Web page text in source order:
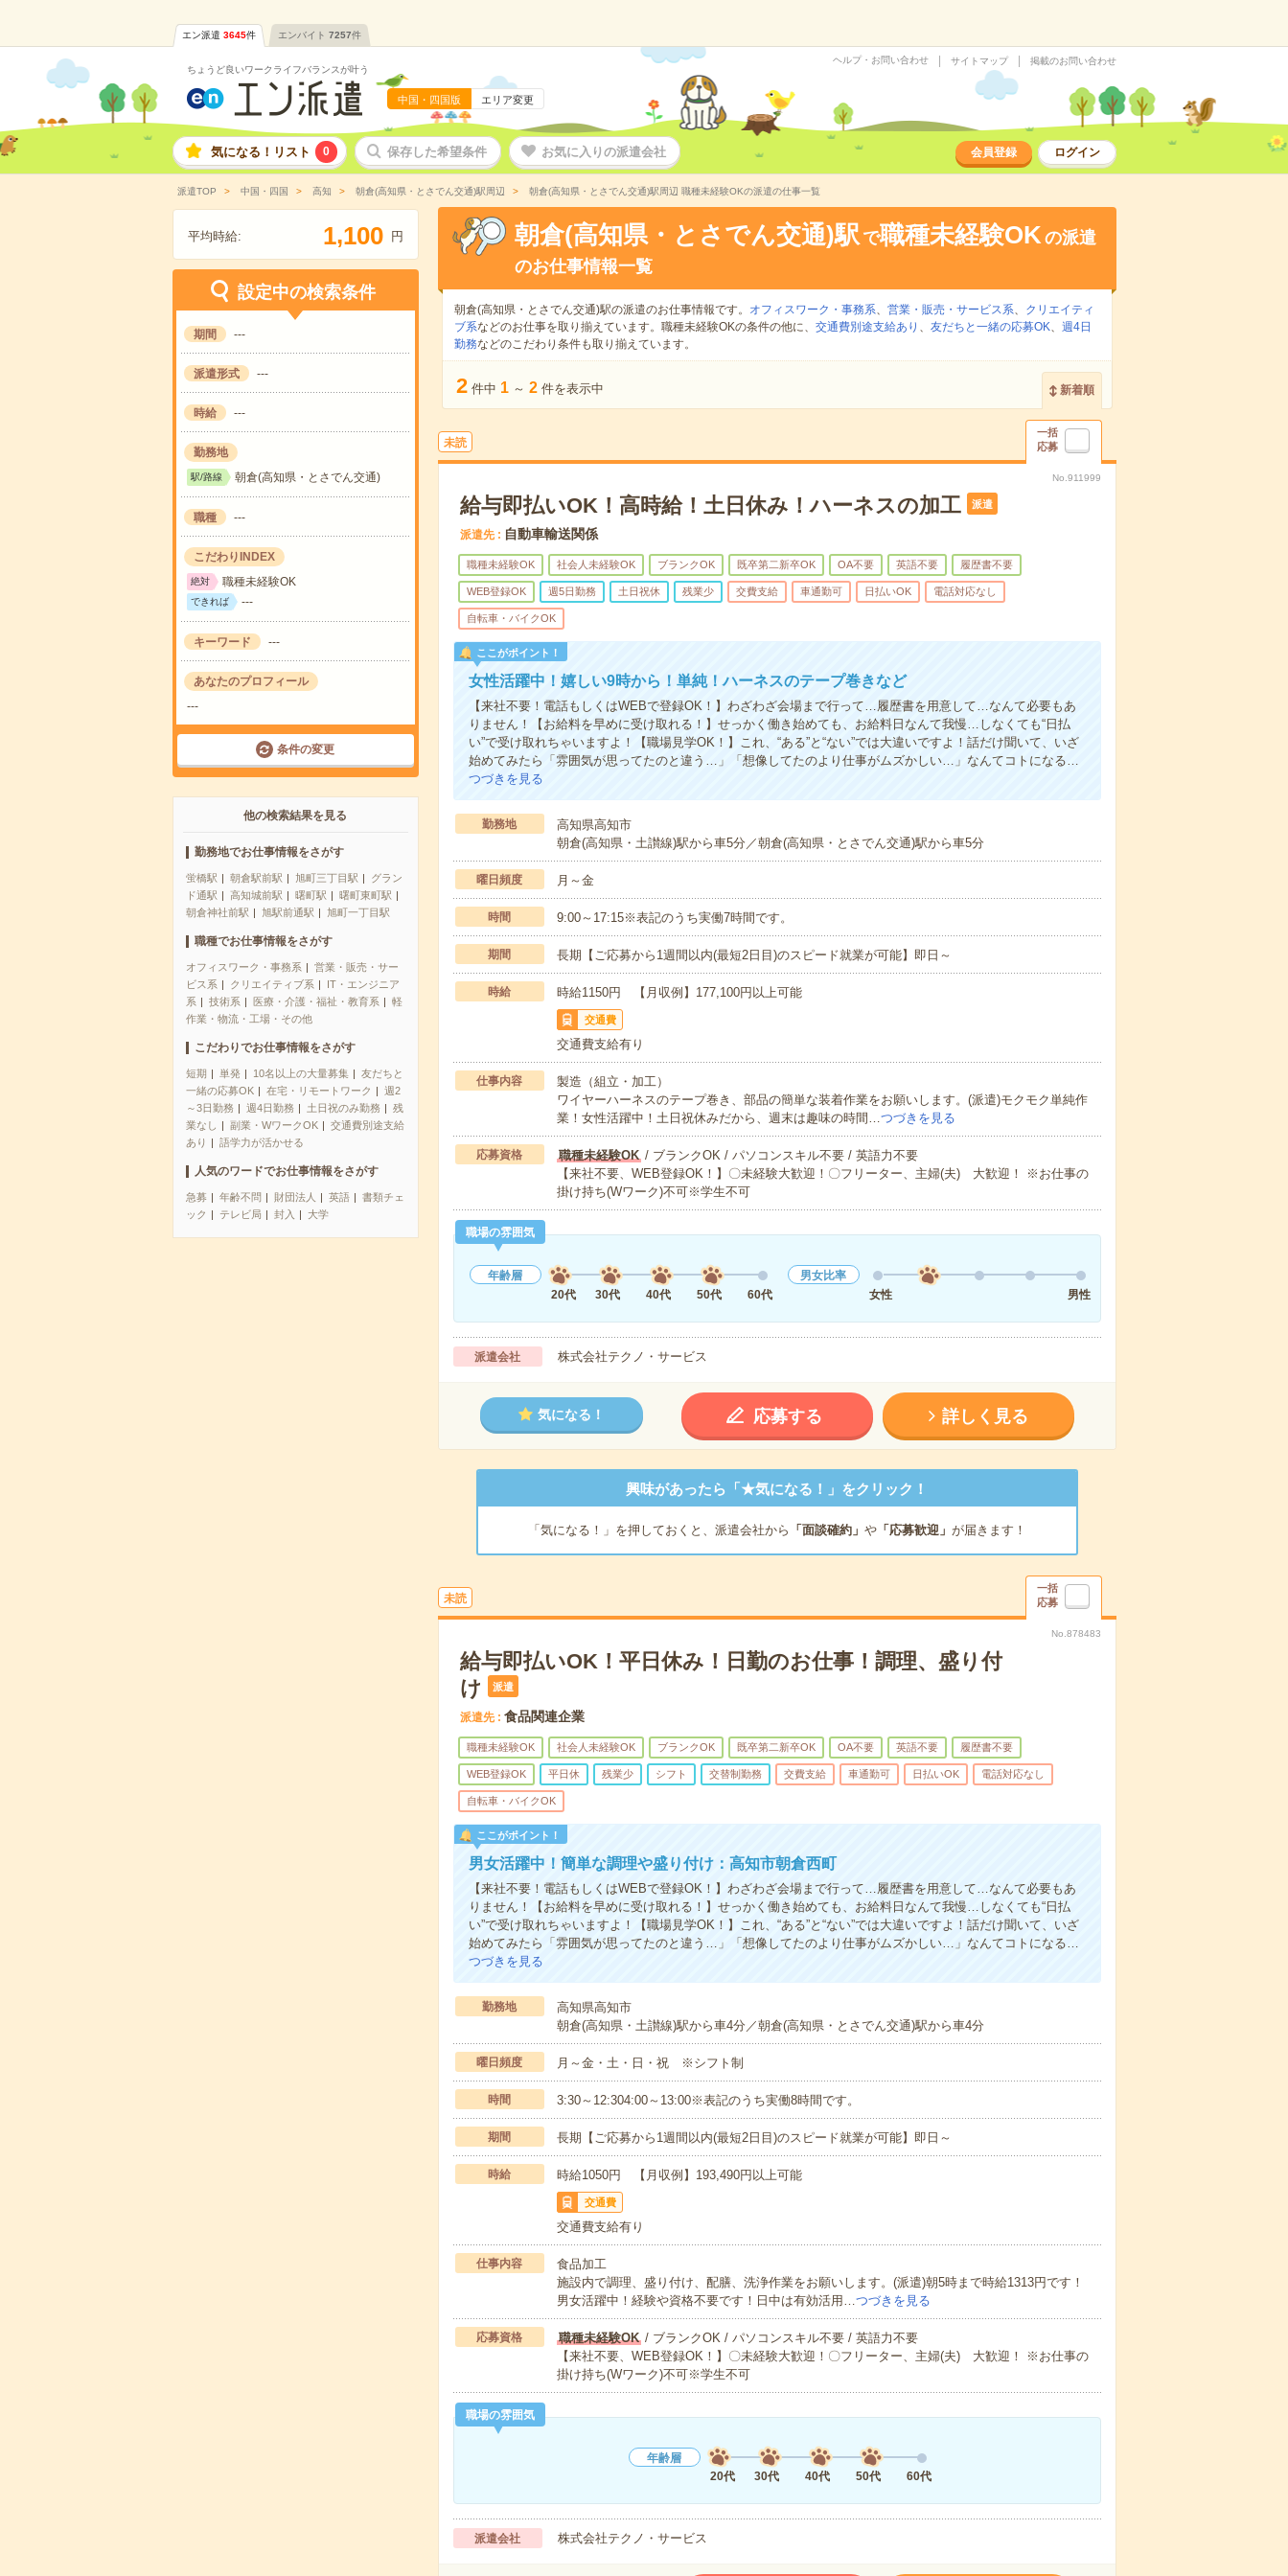
エン派遣 3645件 エンバイト 7257件
ちょうど良いワークライフバランスが叶う
中国・四国版 エリア変更
ヘルプ・お問い合わせ サイトマップ 掲載のお問い合わせ
気になる！リスト 0 保存した希望条件 お気に入りの派遣会社 会員登録 ログイン
派遣TOP 中国・四国 高知 朝倉(高知県・とさでん交通)駅周辺 朝倉(高知県・とさでん交通)駅周辺 職種未経験OKの派遣の仕事一覧
平均時給: 1,100 円
設定中の検索条件
期間 ---
派遣形式 ---
時給 ---
勤務地
駅/路線 朝倉(高知県・とさでん交通)
職種 ---
こだわりINDEX
絶対 職種未経験OK
できれば ---
キーワード ---
あなたのプロフィール
---
条件の変更
他の検索結果を見る
勤務地でお仕事情報をさがす
蛍橋駅 朝倉駅前駅 旭町三丁目駅
グラン
ド通駅
高知城前駅 曙町駅
曙町東町駅
朝倉神社前駅
旭駅前通駅 旭町一丁目駅
職種でお仕事情報をさがす
オフィスワーク・事務系
営業・販売・サー
ビス系
クリエイティブ系
IT・エンジニア
系
技術系 医療・介護・福祉・教育系
軽
作業・物流・工場・その他
こだわりでお仕事情報をさがす
短期 単発 10名以上の大量募集
友だちと
一緒の応募OK
在宅・リモートワーク
週2
～3日勤務
週4日勤務 土日祝のみ勤務
残
業なし
副業・WワークOK
交通費別途支給
あり
語学力が活かせる
人気のワードでお仕事情報をさがす
急募 年齢不問 財団法人 英語
書類チェ
ック
テレビ局 封入 大学
朝倉(高知県・とさでん交通)駅 で職種未経験OKの派遣
のお仕事情報一覧
朝倉(高知県・とさでん交通)駅の派遣のお仕事情報です。 オフィスワーク・事務系、 営業・販売・サービス系、
クリエイティ
ブ系などのお仕事を取り揃えています。職種未経験OKの条件の他に、 交通費別途支給あり 、 友だちと一緒の応募OK、 週4日
勤務などのこだわり条件も取り揃えています。
2 件中 1 ～ 2 件を表示中 新着順
未読
一括
応募
No.911999
給与即払いOK！高時給！土日休み！ハーネスの加工 派遣
派遣先 自動車輸送関係
職種未経験OK 社会人未経験OK ブランクOK 既卒第二新卒OK OA不要 英語不要 履歴書不要
WEB登録OK 週5日勤務 土日祝休 残業少 交費支給 車通勤可 日払いOK 電話対応なし
自転車・バイクOK
ここがポイント！
女性活躍中！嬉しい9時から！単純！ハーネスのテープ巻きなど
【来社不要！電話もしくはWEBで登録OK！】わざわざ会場まで行って…履歴書を用意して…なんて必要もあ
りません！【お給料を早めに受け取れる！】せっかく働き始めても、お給料日なんて我慢…しなくても“日払
い”で受け取れちゃいますよ！【職場見学OK！】これ、“ある”と“ない”では大違いですよ！話だけ聞いて、いざ
始めてみたら「雰囲気が思ってたのと違う…」「想像してたのより仕事がムズかしい…」なんてコトになる…
つづきを見る
勤務地
高知県高知市
朝倉(高知県・土讃線)駅から車5分／朝倉(高知県・とさでん交通)駅から車5分
曜日頻度 月～金
時間 9:00～17:15※表記のうち実働7時間です。
期間 長期【ご応募から1週間以内(最短2日目)のスピード就業が可能】即日～
時給 時給1150円 【月収例】177,100円以上可能
交通費
交通費支給有り
仕事内容
製造（組立・加工）
ワイヤーハーネスのテープ巻き、部品の簡単な装着作業をお願いします。(派遣)モクモク単純作
業！女性活躍中！土日祝休みだから、週末は趣味の時間…つづきを見る
応募資格 職種未経験OK/ ブランクOK / パソコンスキル不要 / 英語力不要
【来社不要、WEB登録OK！】〇未経験大歓迎！〇フリーター、主婦(夫) 大歓迎！ ※お仕事の
掛け持ち(Wワーク)不可※学生不可
職場の雰囲気
年齢層
20代
30代 40代 50代 60代
男女比率
女性
男性
派遣会社 株式会社テクノ・サービス
気になる！ 応募する 詳しく見る
興味があったら「★気になる！」をクリック！
「気になる！」を押しておくと、派遣会社から 「面談確約」 や「応募歓迎」 が届きます！
未読
一括
応募
No.878483
給与即払いOK！平日休み！日勤のお仕事！調理、盛り付
け
派遣
派遣先 食品関連企業
職種未経験OK 社会人未経験OK ブランクOK 既卒第二新卒OK OA不要 英語不要 履歴書不要
WEB登録OK 平日休 残業少 シフト 交替制勤務 交費支給 車通勤可 日払いOK 電話対応なし
自転車・バイクOK
ここがポイント！
男女活躍中！簡単な調理や盛り付け：高知市朝倉西町
【来社不要！電話もしくはWEBで登録OK！】わざわざ会場まで行って…履歴書を用意して…なんて必要もあ
りません！【お給料を早めに受け取れる！】せっかく働き始めても、お給料日なんて我慢…しなくても“日払
い”で受け取れちゃいますよ！【職場見学OK！】これ、“ある”と“ない”では大違いですよ！話だけ聞いて、いざ
始めてみたら「雰囲気が思ってたのと違う…」「想像してたのより仕事がムズかしい…」なんてコトになる…
つづきを見る
勤務地
高知県高知市
朝倉(高知県・土讃線)駅から車4分／朝倉(高知県・とさでん交通)駅から車4分
曜日頻度 月～金・土・日・祝 ※シフト制
時間 3:30～12:304:00～13:00※表記のうち実働8時間です。
期間 長期【ご応募から1週間以内(最短2日目)のスピード就業が可能】即日～
時給 時給1050円 【月収例】193,490円以上可能
交通費
交通費支給有り
仕事内容
食品加工
施設内で調理、盛り付け、配膳、洗浄作業をお願いします。(派遣)朝5時まで時給1313円です！
男女活躍中！経験や資格不要です！日中は有効活用… つづきを見る
応募資格 職種未経験OK/ ブランクOK / パソコンスキル不要 / 英語力不要
【来社不要、WEB登録OK！】〇未経験大歓迎！〇フリーター、主婦(夫) 大歓迎！ ※お仕事の
掛け持ち(Wワーク)不可※学生不可
職場の雰囲気
年齢層
20代
30代 40代 50代 60代
派遣会社 株式会社テクノ・サービス